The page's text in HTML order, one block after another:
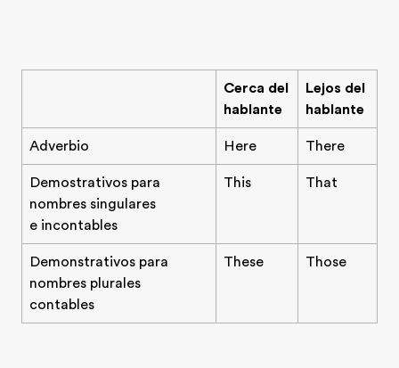
Cerca del
hablante
Lejos del
hablante
Adverbio Here There
Demostrativos para
nombres singulares
e incontables
This That
Demonstrativos para
nombres plurales
contables
These Those